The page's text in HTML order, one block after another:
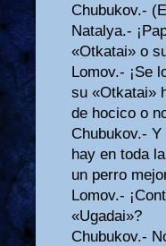
Chubukov.-
Natalya.-
«Otkatai» o
Lomov.- ¡Se
su «Otkatai»
de hocico o
Chubukov.-
hay en toda
un perro
Lomov.-
«Ugadai»?
Chubukov.-